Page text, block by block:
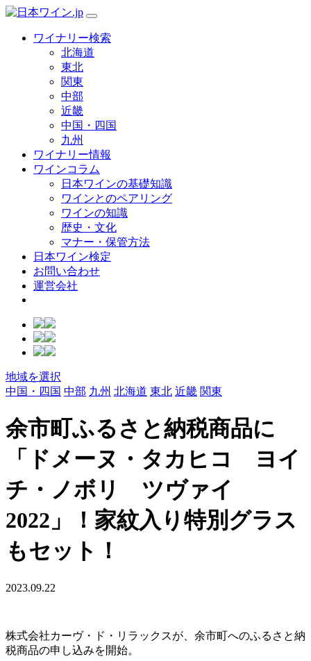
ワイナリー検索
北海道
東北
関東
中部
近畿
中国・四国
九州
ワイナリー情報
ワインコラム
日本ワインの基礎知識
ワインとのペアリング
ワインの知識
歴史・文化
マナー・保管方法
日本ワイン検定
お問い合わせ
運営会社
地域を選択
中国・四国 中部 九州 北海道 東北 近畿 関東
余市町ふるさと納税商品に
「ドメーヌ・タカヒコ ヨイ
チ・ノボリ ツヴァイ
2022」！家紋入り特別グラス
もセット！
2023.09.22
株式会社カーヴ・ド・リラックスが、余市町へのふるさと納
税商品の申し込みを開始。